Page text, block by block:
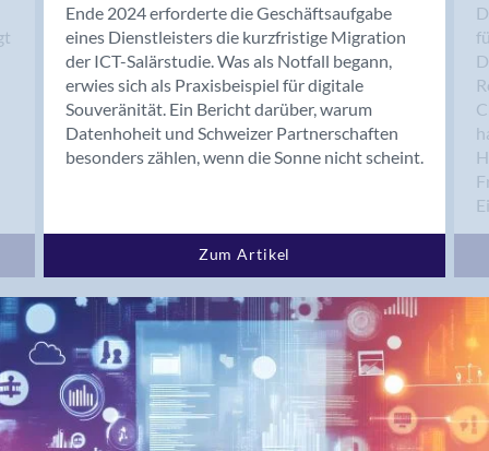
Bern 65
Bern 9
Bern-Zollikofen
Biel/Bienne
Binningen
Bolligen
Bremgarten bei Bern
Brig
Brig-Glis
Bronschhofen
Brugg
Brugg AG
Ende 2024 erforderte die Geschäftsaufgabe
eines Dienstleisters die kurzfristige Migration
der ICT-Salärstudie. Was als Notfall begann,
erwies sich als Praxisbeispiel für digitale
Souveränität. Ein Bericht darüber, warum
Datenhoheit und Schweizer Partnerschaften
besonders zählen, wenn die Sonne nicht scheint.
Zum Artikel